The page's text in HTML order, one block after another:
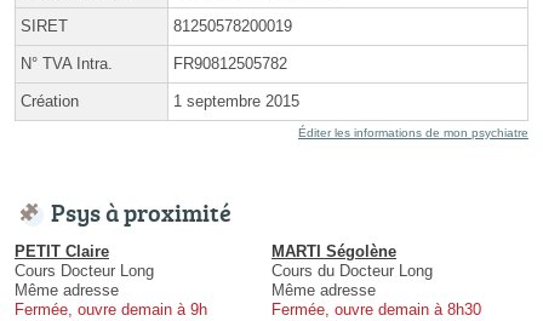
SIRET 81250578200019
N° TVA Intra. FR90812505782
Création 1 septembre 2015
Éditer les informations de mon psychiatre
Psys à proximité
PETIT Claire
Cours Docteur Long
Même adresse
Fermée, ouvre demain à 9h
MARTI Ségolène
Cours du Docteur Long
Même adresse
Fermée, ouvre demain à 8h30